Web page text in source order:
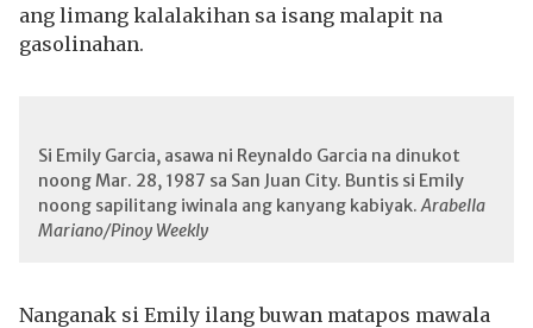
ang limang kalalakihan sa isang malapit na
gasolinahan.
Si Emily Garcia, asawa ni Reynaldo Garcia na dinukot
noong Mar. 28, 1987 sa San Juan City. Buntis si Emily
noong sapilitang iwinala ang kanyang kabiyak.Arabella
Mariano/Pinoy Weekly
Nanganak si Emily ilang buwan matapos mawala